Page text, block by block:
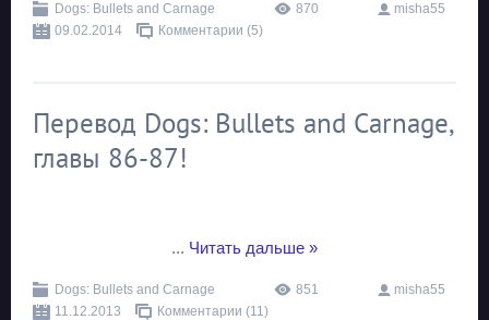
Dogs: Bullets and Carnage 870
misha55
09.02.2014
Комментарии (5)
Перевод Dogs: Bullets and Carnage,
главы 86-87!
... Читать дальше »
Dogs: Bullets and Carnage 851
misha55
11.12.2013
Комментарии (11)